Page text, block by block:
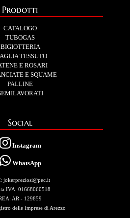
Prodotti
CATALOGO
TUBOGAS
BIGIOTTERIA
TESSUTO
E ROSARI
E SQUAME
PALLINE
Social
Instagram
WhatsApp
jokerpreziosi@pec.it
IVA: 01668060518
AR - 129859
delle Imprese di Arezzo